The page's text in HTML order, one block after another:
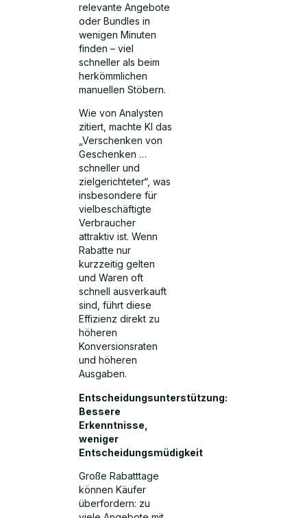
relevante Angebote
oder Bundles in
wenigen Minuten
finden – viel
schneller als beim
herkömmlichen
manuellen Stöbern.
Wie von Analysten
zitiert, machte KI das
„Verschenken von
Geschenken …
schneller und
zielgerichteter“, was
insbesondere für
vielbeschäftigte
Verbraucher
attraktiv ist. Wenn
Rabatte nur
kurzzeitig gelten
und Waren oft
schnell ausverkauft
sind, führt diese
Effizienz direkt zu
höheren
Konversionsraten
und höheren
Ausgaben.
Entscheidungsunterstützung:
Bessere
Erkenntnisse,
weniger
Entscheidungsmüdigkeit
Große Rabatttage
können Käufer
überfordern: zu